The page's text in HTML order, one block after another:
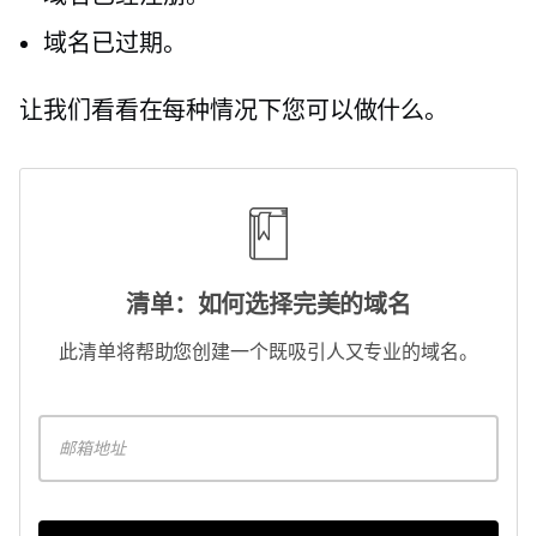
域名已过期。
让我们看看在每种情况下您可以做什么。
清单：如何选择完美的域名
此清单将帮助您创建一个既吸引人又专业的域名。